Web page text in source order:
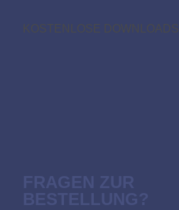
KOSTENLOSE DOWNLOADS
FRAGEN ZUR
BESTELLUNG?